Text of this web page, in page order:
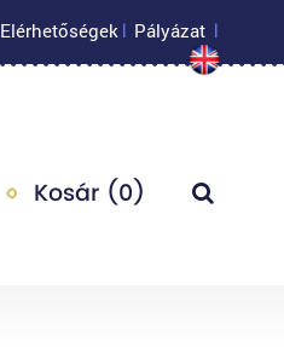
Elérhetőségek | Pályázat |
Kosár (0)